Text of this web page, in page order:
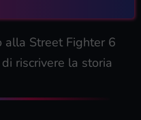
alla Street Fighter 6
riscrivere la storia